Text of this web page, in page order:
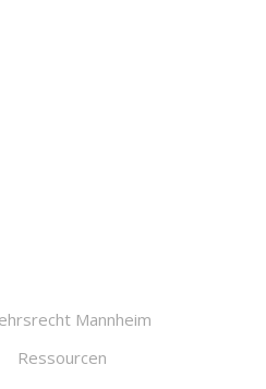
Ressourcen